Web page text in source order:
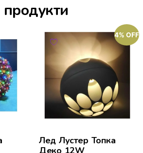
4% OFF
Лед Лустер Топка